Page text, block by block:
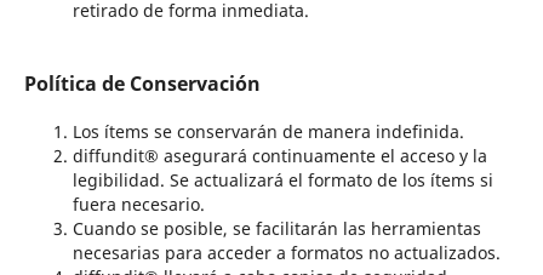
retirado de forma inmediata.
Política de Conservación
Los ítems se conservarán de manera indefinida.
diffundit® asegurará continuamente el acceso y la
legibilidad. Se actualizará el formato de los ítems si
fuera necesario.
Cuando se posible, se facilitarán las herramientas
necesarias para acceder a formatos no actualizados.